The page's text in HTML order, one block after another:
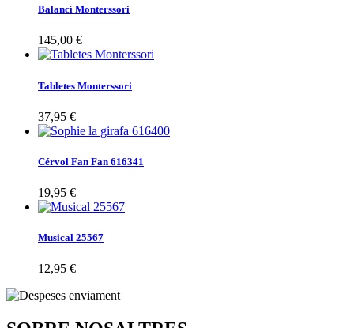
Balancí Monterssori
145,00 €
Tabletes Monterssori
37,95 €
Cérvol Fan Fan 616341
19,95 €
Musical 25567
12,95 €